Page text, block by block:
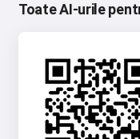
Toate AI-urile